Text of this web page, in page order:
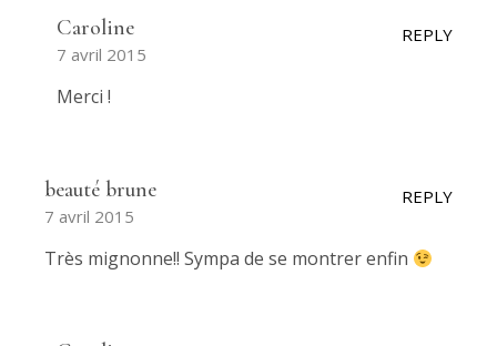
Caroline
7 avril 2015
REPLY
Merci !
beauté brune
7 avril 2015
REPLY
Très mignonne!! Sympa de se montrer enfin